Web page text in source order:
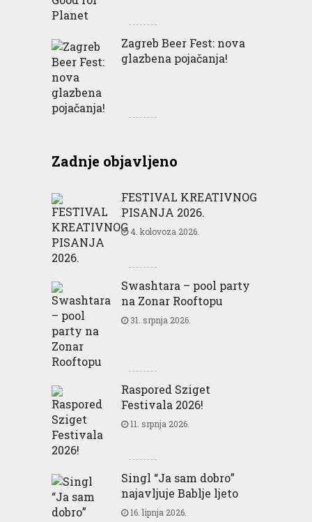
Zagreb Beer Fest: nova
glazbena pojačanja!
Zadnje objavljeno
FESTIVAL KREATIVNOG
PISANJA 2026.
4. kolovoza 2026.
Swashtara – pool party
na Zonar Rooftopu
31. srpnja 2026.
Raspored Sziget
Festivala 2026!
11. srpnja 2026.
Singl “Ja sam dobro”
najavljuje Bablje ljeto
16. lipnja 2026.